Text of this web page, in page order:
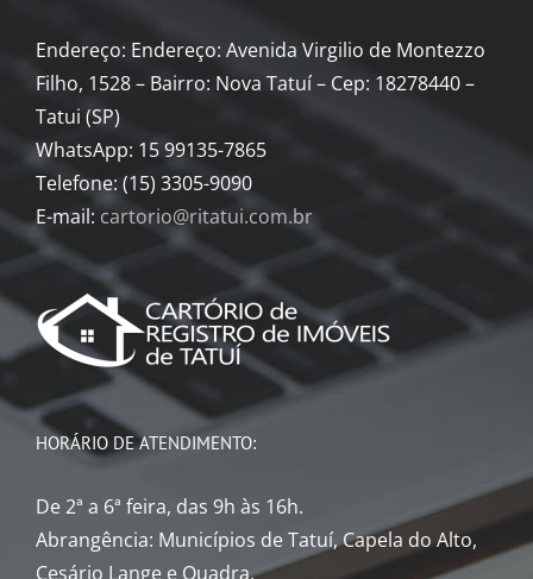
Endereço: Endereço: Avenida Virgilio de Montezzo
Filho, 1528 – Bairro: Nova Tatuí – Cep: 18278440 –
Tatui (SP)
WhatsApp: 15 99135-7865
Telefone: (15) 3305-9090
E-mail: cartorio@ritatui.com.br
HORÁRIO DE ATENDIMENTO:
De 2ª a 6ª feira, das 9h às 16h.
Abrangência: Municípios de Tatuí, Capela do Alto,
Cesário Lange e Quadra.